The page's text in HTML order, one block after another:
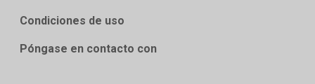
Condiciones de uso
Póngase en contacto con